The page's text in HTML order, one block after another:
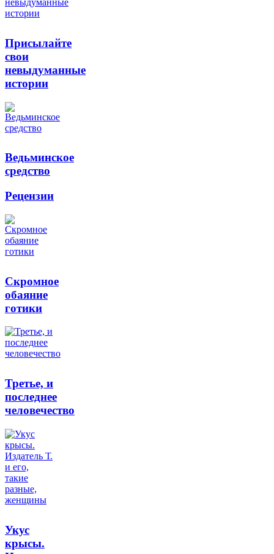
Присылайте
свои
невыдуманные
истории
Ведьминское
средство
Рецензии
Скромное
обаяние
готики
Третье, и
последнее
человечество
Укус
крысы.